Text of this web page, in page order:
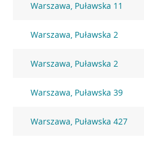
Warszawa, Puławska 11
Warszawa, Puławska 2
Warszawa, Puławska 2
Warszawa, Puławska 39
Warszawa, Puławska 427